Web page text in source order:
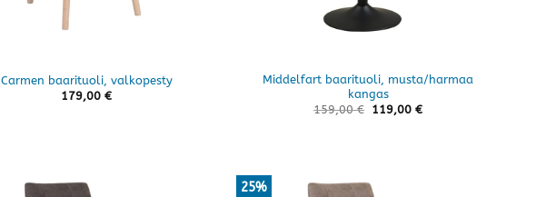
Carmen baarituoli, valkopesty
179,00 €
Middelfart baarituoli, musta/harmaa
kangas
159,00€ 119,00 €
25%